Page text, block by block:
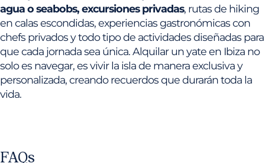
agua o seabobs, excursiones privadas, rutas de hiking
en calas escondidas, experiencias gastronómicas con
chefs privados y todo tipo de actividades diseñadas para
que cada jornada sea única. Alquilar un yate en Ibiza no
solo es navegar, es vivir la isla de manera exclusiva y
personalizada, creando recuerdos que durarán toda la
vida.
FAQs